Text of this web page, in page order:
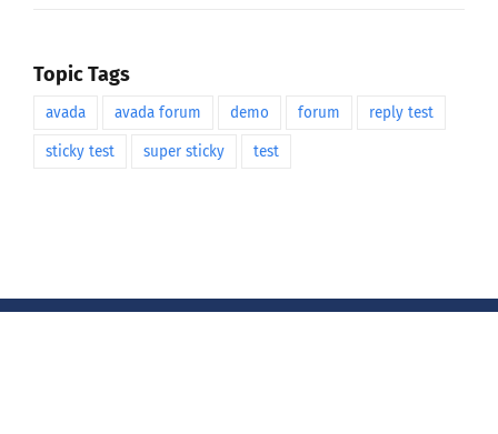
Topic Tags
avada avada forum demo forum reply test
sticky test super sticky test